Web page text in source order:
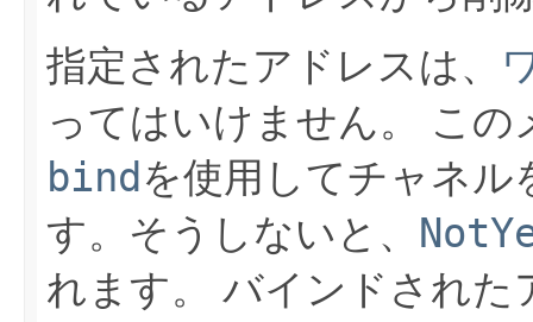
指定されたアドレスは、
ってはいけません。 この
bind を使用してチャネ
す。そうしないと、
れます。
バインドされた